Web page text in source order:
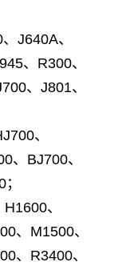
J640A、
、R300、
、J801、
、
、BJ700、
、
、M1500、
、R3400、